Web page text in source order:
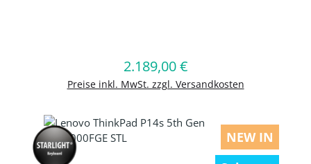
Regulärer Preis:
2.189,00 €
Preise inkl. MwSt. zzgl. Versandkosten
In den Warenkorb
NEW IN